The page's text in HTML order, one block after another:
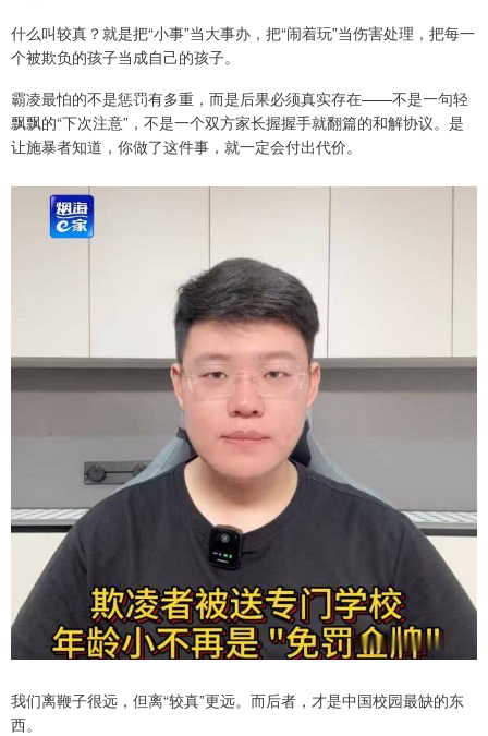
什么叫较真？就是把“小事”当大事办，把“闹着玩”当伤害处理，把每一
个被欺负的孩子当成自己的孩子。
霸凌最怕的不是惩罚有多重，而是后果必须真实存在——不是一句轻
飘飘的“下次注意”，不是一个双方家长握握手就翻篇的和解协议。是
让施暴者知道，你做了这件事，就一定会付出代价。
我们离鞭子很远，但离“较真”更远。而后者，才是中国校园最缺的东
西。